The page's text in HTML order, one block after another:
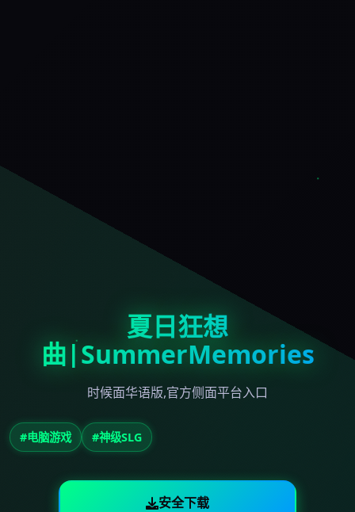
夏日狂想
曲|SummerMemories
时候面华语版,官方侧面平台入口
#电脑游戏 #神级SLG
安全下载